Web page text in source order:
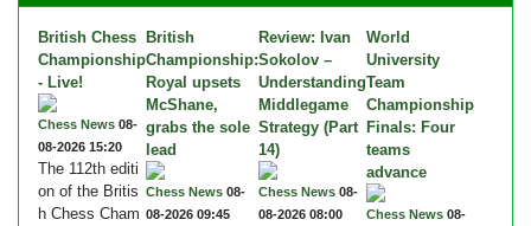
British Chess
Championship
- Live!
Chess News 08-
08-2026 15:20
The 112th editi
on of the Britis
h Chess Cham
British
Championship:
Royal upsets
McShane,
grabs the sole
lead
Chess News 08-
08-2026 09:45
Review: Ivan
Sokolov –
Understanding
Middlegame
Strategy (Part
14)
Chess News 08-
08-2026 08:00
World
University
Team
Championship
Finals: Four
teams
advance
Chess News 08-